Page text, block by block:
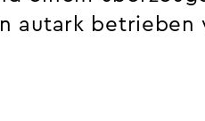
autark